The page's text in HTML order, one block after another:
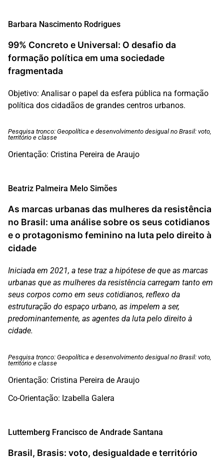
Barbara Nascimento Rodrigues
99% Concreto e Universal: O desafio da
formação política em uma sociedade
fragmentada
Objetivo: Analisar o papel da esfera pública na formação
política dos cidadãos de grandes centros urbanos.
Pesquisa tronco: Geopolítica e desenvolvimento desigual no Brasil: voto,
território e classe
Orientação: Cristina Pereira de Araujo
Beatriz Palmeira Melo Simões
As marcas urbanas das mulheres da resistência
no Brasil: uma análise sobre os seus cotidianos
e o protagonismo feminino na luta pelo direito à
cidade
Iniciada em 2021, a tese traz a hipótese de que as marcas
urbanas que as mulheres da resistência carregam tanto em
seus corpos como em seus cotidianos, reflexo da
estruturação do espaço urbano, as impelem a ser,
predominantemente, as agentes da luta pelo direito à
cidade.
Pesquisa tronco: Geopolítica e desenvolvimento desigual no Brasil: voto,
território e classe
Orientação: Cristina Pereira de Araujo
Co-Orientação: Izabella Galera
Luttemberg Francisco de Andrade Santana
Brasil, Brasis: voto, desigualdade e território